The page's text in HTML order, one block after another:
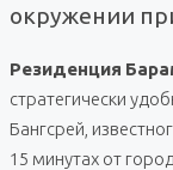
окружении
Резиденция
стратегически
Бангсрей,
15 минутах от